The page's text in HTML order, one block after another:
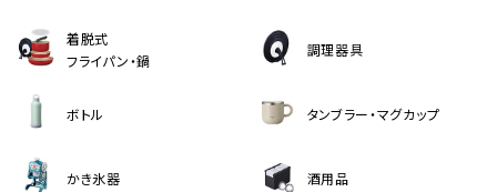
着脱式
フライパン・鍋
調理器具
ボトル タンブラー・マグカップ
かき氷器 酒用品